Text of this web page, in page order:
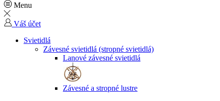
Menu
Váš účet
Svietidlá
Závesné svietidlá (stropné svietidlá)
Lanové závesné svietidlá
Závesné a stropné lustre